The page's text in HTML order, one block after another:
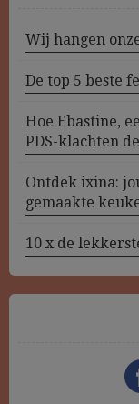
Wij hangen
De top 5 beste
Hoe Ebastine,
PDS-klachten
Ontdek ixina:
gemaakte
10 x de